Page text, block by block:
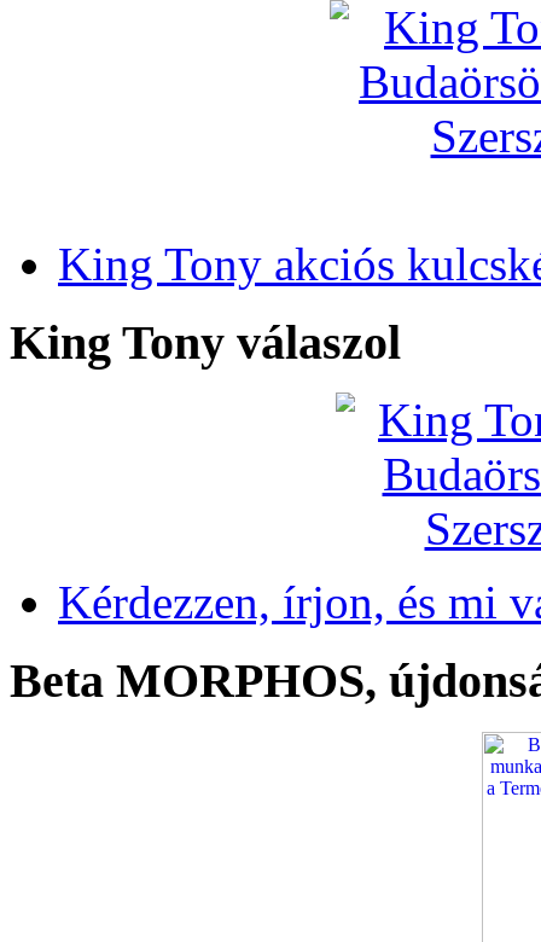
King Tony akciós
King Tony válaszol
Kérdezzen, írjon, és mi
Beta MORPHOS,